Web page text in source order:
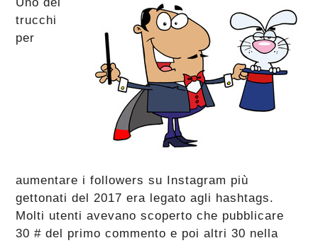
trucchi
per
aumentare i followers su Instagram più
gettonati del 2017 era legato agli hashtags.
Molti utenti avevano scoperto che pubblicare
30 # del primo commento e poi altri 30 nella